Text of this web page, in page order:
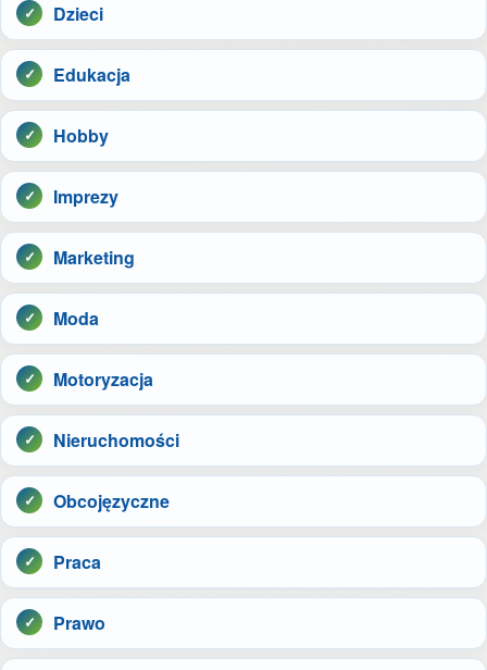
Dzieci
Edukacja
Hobby
Imprezy
Marketing
Moda
Motoryzacja
Nieruchomości
Obcojęzyczne
Praca
Prawo